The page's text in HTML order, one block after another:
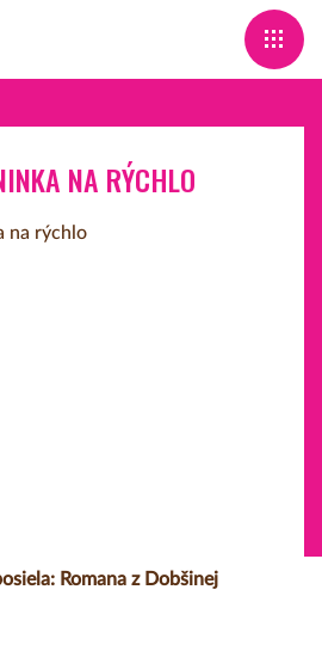
NA RÝCHLO
Romana z Dobšinej